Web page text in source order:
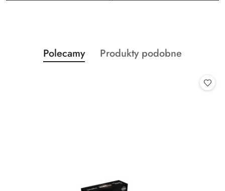
Pomiń karuzelę produktów
Produkty
o
Polecamy
Produkty
Produkty podobne